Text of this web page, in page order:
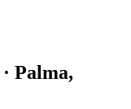
Palma,